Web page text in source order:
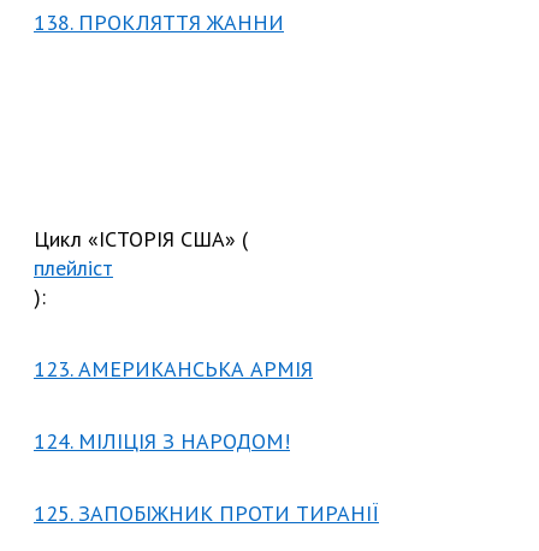
138. ПРОКЛЯТТЯ ЖАННИ
Цикл «ІСТОРІЯ США» (
плейліст
):
123. АМЕРИКАНСЬКА АРМІЯ
124. МІЛІЦІЯ З НАРОДОМ!
125. ЗАПОБІЖНИК ПРОТИ ТИРАНІЇ